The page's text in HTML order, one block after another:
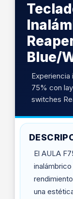
Blue/
Experiencia
75% con
switches
El AULA
una